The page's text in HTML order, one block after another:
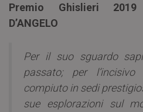
Premio Ghislieri 2019
D’ANGELO
Per il suo sguardo
passato; per
compiuto in sedi
sue esplorazioni sul